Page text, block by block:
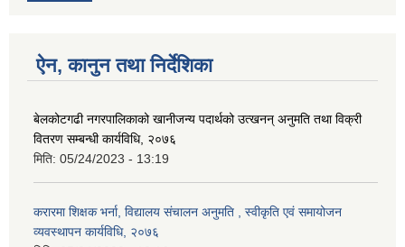
ऐन, कानुन तथा निर्देशिका
बेलकोटगढी नगरपालिकाको खानीजन्य पदार्थको उत्खनन् अनुमति तथा विक्री
वितरण सम्बन्धी कार्यविधि, २०७६
मिति: 05/24/2023 - 13:19
करारमा शिक्षक भर्ना, विद्यालय संचालन अनुमति , स्वीकृति एवं समायोजन
व्यवस्थापन कार्यविधि, २०७६